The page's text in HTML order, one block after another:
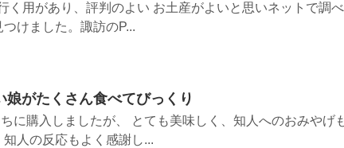
く用があり、評判のよい お土産がよいと思いネットで調べ
けました。諏訪のP...
がたくさん食べてびっくり
に購入しましたが、 とても美味しく、知人へのおみやげ
人の反応もよく感謝し...